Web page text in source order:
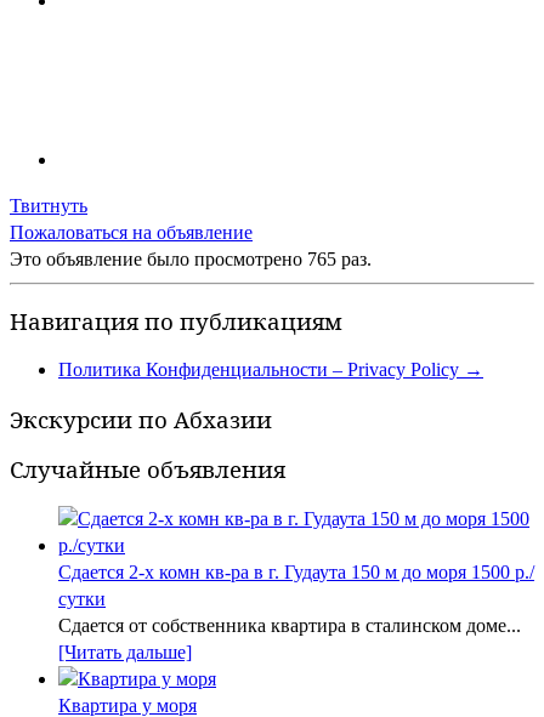
Твитнуть
Пожаловаться на объявление
Это объявление было просмотрено 765 раз.
Навигация по публикациям
Политика Конфиденциальности – Privacy Policy →
Экскурсии по Абхазии
Случайные объявления
Сдается 2-х комн кв-ра в г. Гудаута 150 м до моря 1500 р./
сутки
Сдается от собственника квартира в сталинском доме...
[Читать дальше]
Квартира у моря